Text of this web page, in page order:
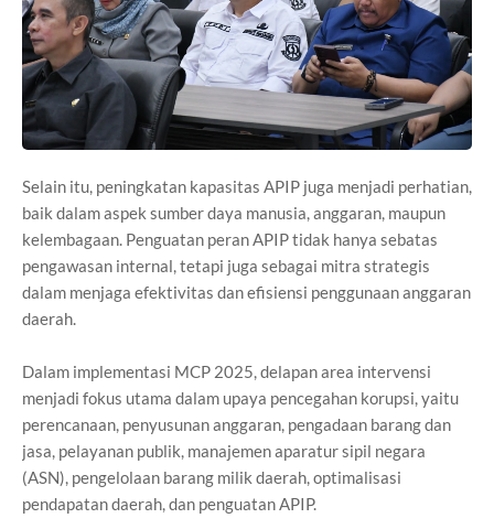
Selain itu, peningkatan kapasitas APIP juga menjadi perhatian,
baik dalam aspek sumber daya manusia, anggaran, maupun
kelembagaan. Penguatan peran APIP tidak hanya sebatas
pengawasan internal, tetapi juga sebagai mitra strategis
dalam menjaga efektivitas dan efisiensi penggunaan anggaran
daerah.
Dalam implementasi MCP 2025, delapan area intervensi
menjadi fokus utama dalam upaya pencegahan korupsi, yaitu
perencanaan, penyusunan anggaran, pengadaan barang dan
jasa, pelayanan publik, manajemen aparatur sipil negara
(ASN), pengelolaan barang milik daerah, optimalisasi
pendapatan daerah, dan penguatan APIP.